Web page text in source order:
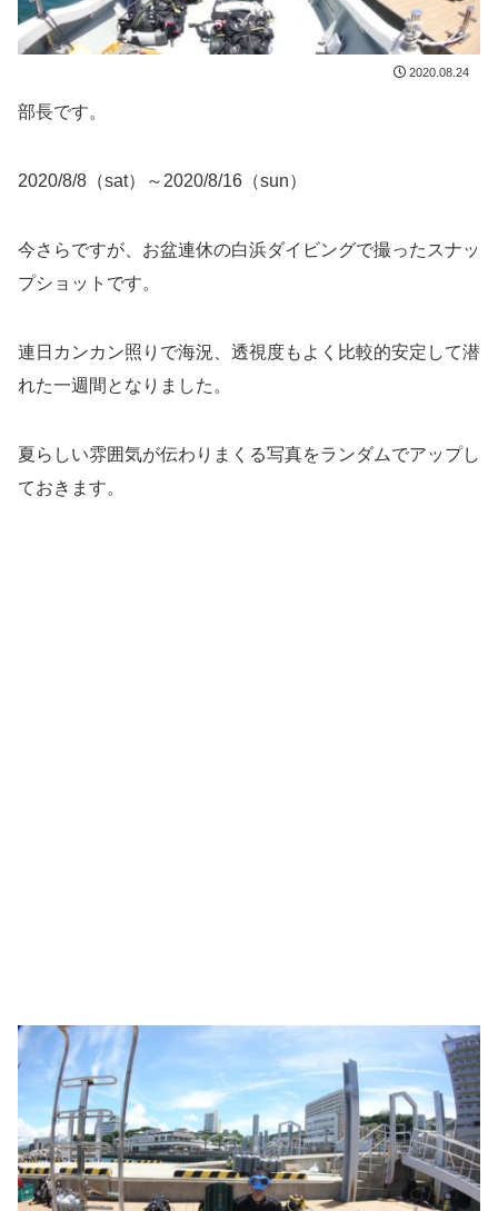
2020.08.24
部長です。
2020/8/8（sat）～2020/8/16（sun）
今さらですが、お盆連休の白浜ダイビングで撮ったスナッ
プショットです。
連日カンカン照りで海況、透視度もよく比較的安定して潜
れた一週間となりました。
夏らしい雰囲気が伝わりまくる写真をランダムでアップし
ておきます。